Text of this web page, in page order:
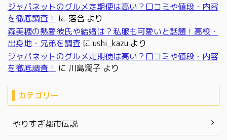
ジャパネットのグルメ定期便は高い？口コミや値段・内容
を徹底調査！ に 落合 より
森美穂の熱愛彼氏や結婚は？私服も可愛いと話題！高校・
出身地・兄弟を調査 に ushi_kazu より
ジャパネットのグルメ定期便は高い？口コミや値段・内容
を徹底調査！ に 川島潤子 より
カテゴリー
やりすぎ都市伝説